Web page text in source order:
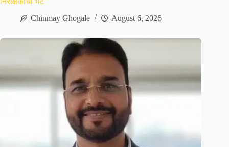
Chinmay Ghogale
August 6, 2026